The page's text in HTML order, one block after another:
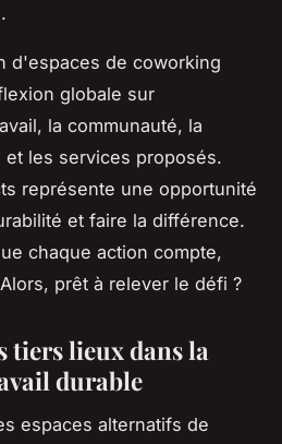
d'espaces de coworking
globale sur
la communauté, la
les services proposés.
représente une opportunité
et faire la différence.
chaque action compte,
prêt à relever le défi ?
tiers lieux dans la
durable
espaces alternatifs de